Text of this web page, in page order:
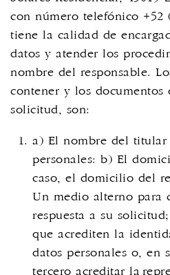
con número telefónico +52
tiene la calidad de
datos y atender los
nombre del responsable.
contener y los documentos
solicitud, son:
a) El nombre del titular
personales: b) El
caso, el domicilio del
Un medio alterno para
respuesta a su
que acrediten la
datos personales o, en
tercero acreditar la